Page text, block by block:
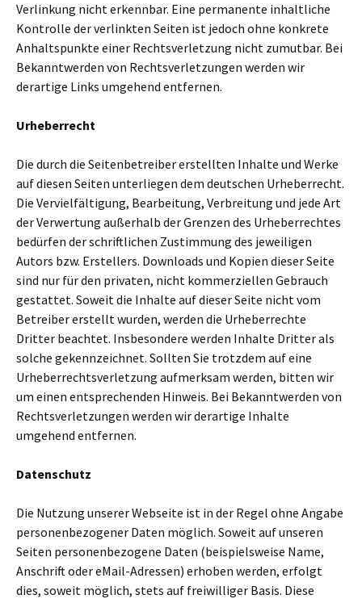
Verlinkung nicht erkennbar. Eine permanente inhaltliche
Kontrolle der verlinkten Seiten ist jedoch ohne konkrete
Anhaltspunkte einer Rechtsverletzung nicht zumutbar. Bei
Bekanntwerden von Rechtsverletzungen werden wir
derartige Links umgehend entfernen.
Urheberrecht
Die durch die Seitenbetreiber erstellten Inhalte und Werke
auf diesen Seiten unterliegen dem deutschen Urheberrecht.
Die Vervielfältigung, Bearbeitung, Verbreitung und jede Art
der Verwertung außerhalb der Grenzen des Urheberrechtes
bedürfen der schriftlichen Zustimmung des jeweiligen
Autors bzw. Erstellers. Downloads und Kopien dieser Seite
sind nur für den privaten, nicht kommerziellen Gebrauch
gestattet. Soweit die Inhalte auf dieser Seite nicht vom
Betreiber erstellt wurden, werden die Urheberrechte
Dritter beachtet. Insbesondere werden Inhalte Dritter als
solche gekennzeichnet. Sollten Sie trotzdem auf eine
Urheberrechtsverletzung aufmerksam werden, bitten wir
um einen entsprechenden Hinweis. Bei Bekanntwerden von
Rechtsverletzungen werden wir derartige Inhalte
umgehend entfernen.
Datenschutz
Die Nutzung unserer Webseite ist in der Regel ohne Angabe
personenbezogener Daten möglich. Soweit auf unseren
Seiten personenbezogene Daten (beispielsweise Name,
Anschrift oder eMail-Adressen) erhoben werden, erfolgt
dies, soweit möglich, stets auf freiwilliger Basis. Diese